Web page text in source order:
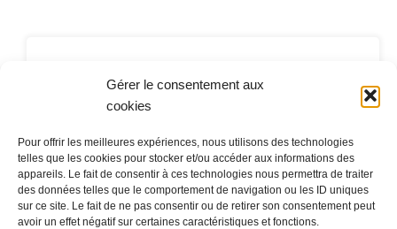
Gérer le consentement aux
cookies
Pour offrir les meilleures expériences, nous utilisons des technologies
telles que les cookies pour stocker et/ou accéder aux informations des
appareils. Le fait de consentir à ces technologies nous permettra de traiter
des données telles que le comportement de navigation ou les ID uniques
sur ce site. Le fait de ne pas consentir ou de retirer son consentement peut
avoir un effet négatif sur certaines caractéristiques et fonctions.
LA MAIRIE
32 rue du Général-de-Gaulle
45130 – Meung-sur-Loire
Email :mairie@meung-sur-loire.com
Tel: +33 (0)2 38 46 94 94